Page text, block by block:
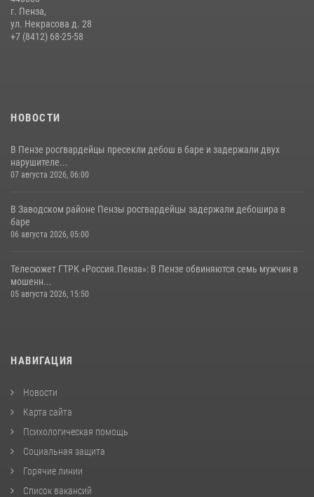
Начальник Управления Росгвардии по Пензенской области Павел
Пучков посетил 55-й Всероссийский Лермонтовский праздник
г. Пенза,
ул. Некрасова д. 28
+7 (8412) 68-25-58
НОВОСТИ
В Пензе росгвардейцы пресекли дебош в баре и задержали двух
нарушителе...
07 августа 2026, 06:00
В Заводском районе Пензы росгвардейцы задержали дебошира в
баре
06 августа 2026, 05:00
Телесюжет ГТРК «Россия.Пенза»: В Пензе обвиняются семь мужчин в
мошенн...
05 августа 2026, 15:50
НАВИГАЦИЯ
Новости
Карта сайта
Психологическая помощь
Социальная защита
Горячие линии
Список вакансий